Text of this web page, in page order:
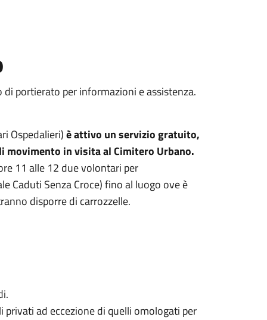
portierato per informazioni e assistenza.
Ospedalieri)è attivo un servizio gratuito,
movimento in visita al Cimitero Urbano.
11 alle 12 due volontari per
Caduti Senza Croce) fino al luogo ove è
disporre di carrozzelle.
ad eccezione di quelli omologati per